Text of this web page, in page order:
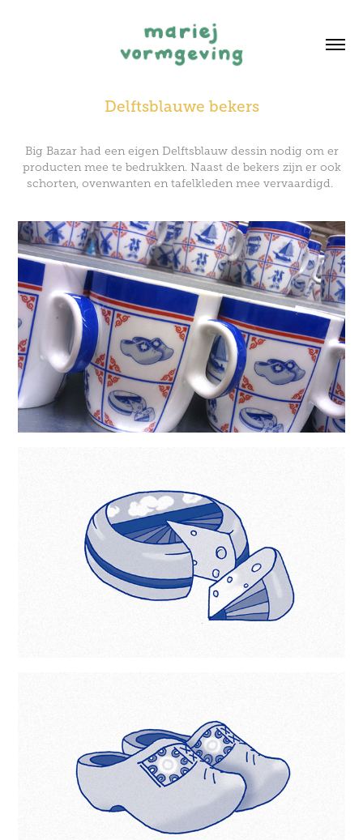
Delftsblauwe bekers
Big Bazar had een eigen Delftsblauw dessin nodig om er
producten mee te bedrukken. Naast de bekers zijn er ook
schorten, ovenwanten en tafelkleden mee vervaardigd.